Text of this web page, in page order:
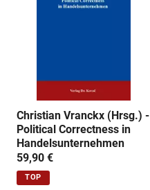
:
Christian Vranckx (Hrsg.) -
Political Correctness in
Handelsunternehmen
59,90 €
TOP